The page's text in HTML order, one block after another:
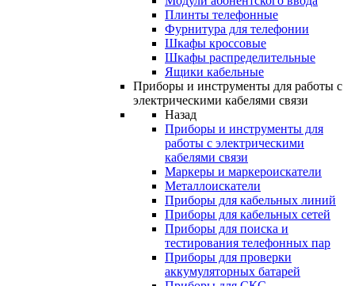
Плинты телефонные
Фурнитура для телефонии
Шкафы кроссовые
Шкафы распределительные
Ящики кабельные
Приборы и инструменты для работы с
электрическими кабелями связи
Назад
Приборы и инструменты для
работы с электрическими
кабелями связи
Маркеры и маркероискатели
Металлоискатели
Приборы для кабельных линий
Приборы для кабельных сетей
Приборы для поиска и
тестирования телефонных пар
Приборы для проверки
аккумуляторных батарей